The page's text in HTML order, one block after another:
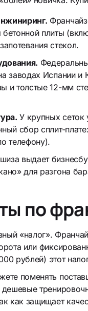
плиты
стекол.
заводах Испании
толстые 12-мм
У крупных
сбор сплит-
телефону).
выдает
для разгона
по
«налог».
или
рублей) этот
поменять
как защищает